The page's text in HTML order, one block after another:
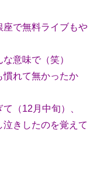
座で無料ライブもや
意味で（笑）
慣れて無かったか
（12月中旬）、
きしたのを覚えて